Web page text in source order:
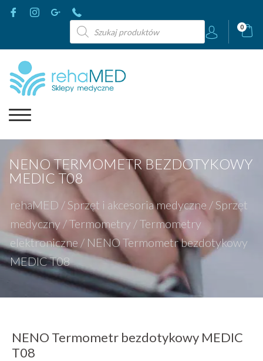
Wyszukiwarka
produktów
0
NENO TERMOMETR BEZDOTYKOWY
MEDIC T08
rehaMED / Sprzęt i akcesoria medyczne / Sprzęt
medyczny /Termometry /Termometry
elektroniczne / NENO Termometr bezdotykowy
MEDIC T08
NENO Termometr bezdotykowy MEDIC
T08